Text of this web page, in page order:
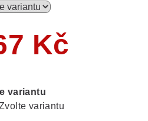
Kč
variantu
variantu